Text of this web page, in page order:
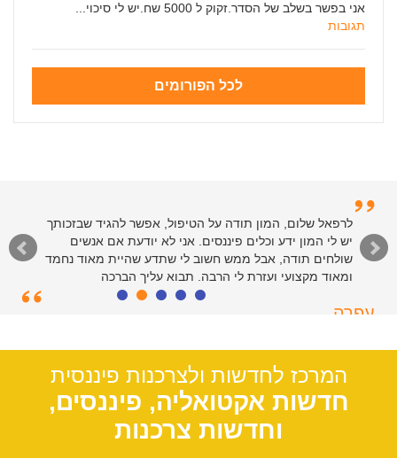
אני בפשר בשלב של הסדר.זקוק ל 5000 שח.יש לי סיכוי...
תגובות
לכל הפורומים
לרפאל שלום, המון תודה על הטיפול, אפשר להגיד שבזכותך
יש לי המון ידע וכלים פיננסים. אני לא יודעת אם אנשים
שולחים תודה, אבל ממש חשוב לי שתדע שהיית מאוד נחמד
ומאוד מקצועי ועזרת לי הרבה. תבוא עליך הברכה
עפרה
המרכז לחדשות ולצרכנות פיננסית
חדשות אקטואליה, פיננסים,
וחדשות צרכנות